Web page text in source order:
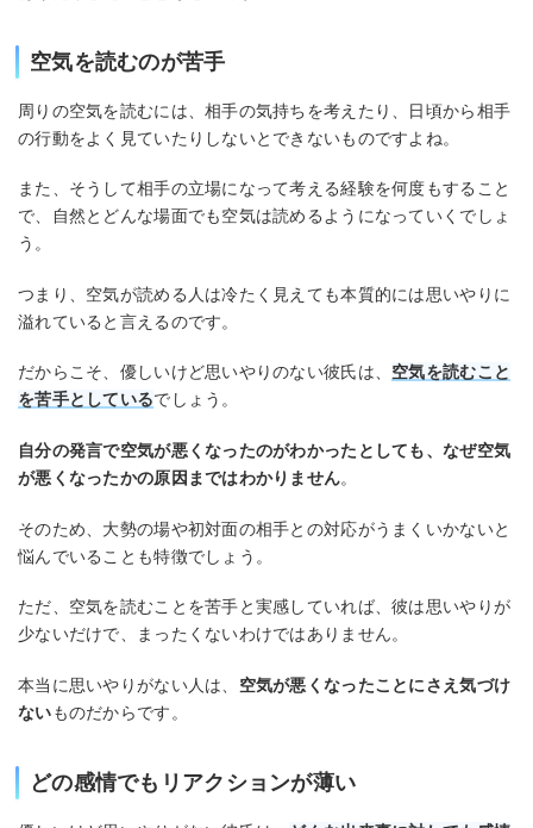
空気を読むのが苦手
周りの空気を読むには、相手の気持ちを考えたり、日頃から相手
の行動をよく見ていたりしないとできないものですよね。
また、そうして相手の立場になって考える経験を何度もすること
で、自然とどんな場面でも空気は読めるようになっていくでしょ
う。
つまり、空気が読める人は冷たく見えても本質的には思いやりに
溢れていると言えるのです。
だからこそ、優しいけど思いやりのない彼氏は、 空気を読むこと
を苦手としているでしょう。
自分の発言で空気が悪くなったのがわかったとしても、なぜ空気
が悪くなったかの原因まではわかりません。
そのため、大勢の場や初対面の相手との対応がうまくいかないと
悩んでいることも特徴でしょう。
ただ、空気を読むことを苦手と実感していれば、彼は思いやりが
少ないだけで、まったくないわけではありません。
本当に思いやりがない人は、 空気が悪くなったことにさえ気づけ
ないものだからです。
どの感情でもリアクションが薄い